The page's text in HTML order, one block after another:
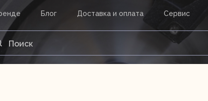
Блог Доставка и оплата Сервис
ВХОД